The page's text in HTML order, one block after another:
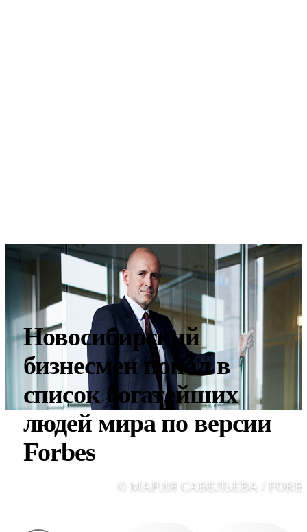
Новосибирский
бизнесмен попал в
список богатейших
людей мира по версии
Forbes
© МАРИЯ САВЕЛЬЕВА /